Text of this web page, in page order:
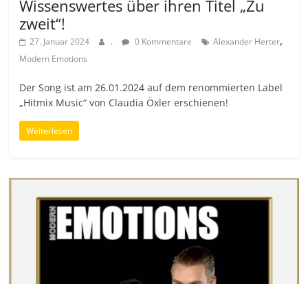
Wissenswertes über ihren Titel „Zu
zweit“!
27. Januar 2024 . 0 Kommentare Alexander Herter,
Modern Emotions
Der Song ist am 26.01.2024 auf dem renommierten Label
„Hitmix Music“ von Claudia Öxler erschienen!
Weiterlesen